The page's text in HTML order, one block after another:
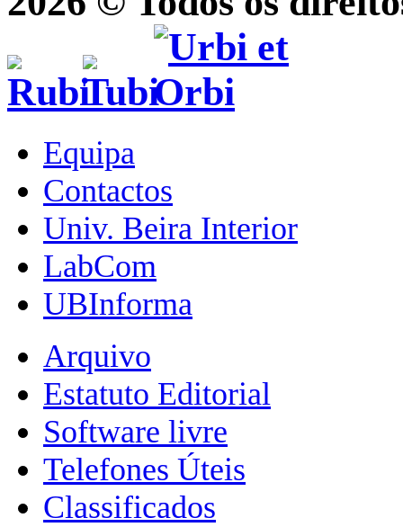
Equipa
Contactos
Univ. Beira Interior
LabCom
UBInforma
Arquivo
Estatuto Editorial
Software livre
Telefones Úteis
Classificados